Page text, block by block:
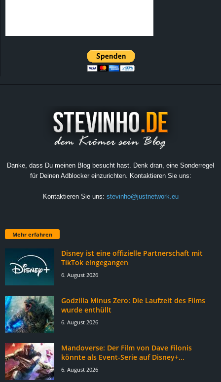
Danke, dass Du meinen Blog besucht hast. Denk dran, eine Sonderregel
für Deinen Adblocker einzurichten. Kontaktieren Sie uns:
Kontaktieren Sie uns: stevinho@justnetwork.eu
Mehr erfahren
Disney ist eine offizielle Partnerschaft mit
TikTok eingegangen
6. August 2026
Godzilla Minus Zero: Die Laufzeit des Films
wurde enthüllt
6. August 2026
Mandoverse: Der Film von Dave Filonis
könnte als Event-Serie auf Disney+...
6. August 2026